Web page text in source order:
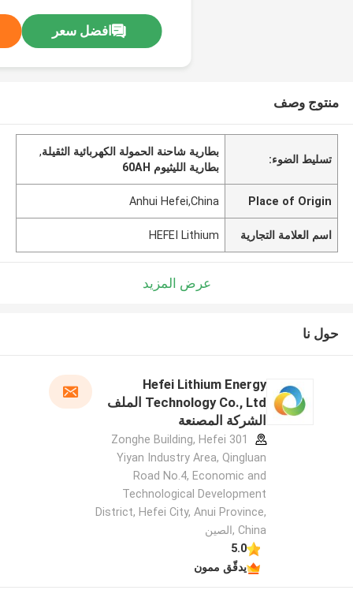
افضل سعر
منتوج وصف
تسليط الضوء:
بطارية شاحنة الحمولة الكهربائية الثقيلة,
بطارية الليثيوم 60AH
Place of Origin
Anhui Hefei,China
اسم العلامة التجارية HEFEI Lithium
عرض المزيد
حول نا
Hefei Lithium Energy
Technology Co., Ltd الملف
الشركة المصنعة
301 Zonghe Building, Hefei
Yiyan Industry Area, Qingluan
Road No.4, Economic and
Technological Development
District, Hefei City, Anui Province,
China ,الصين
5.0
يدقّق ممون